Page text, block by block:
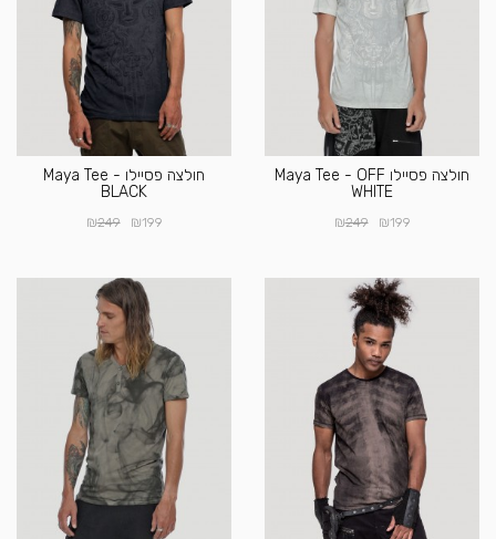
חולצה פסיילו Maya Tee - OFF
WHITE
₪199
₪249
חולצה פסיילו Maya Tee -
BLACK
₪199
₪249